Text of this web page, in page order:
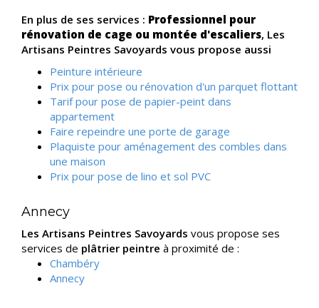
En plus de ses services : Professionnel pour
rénovation de cage ou montée d'escaliers, Les
Artisans Peintres Savoyards vous propose aussi
Peinture intérieure
Prix pour pose ou rénovation d'un parquet flottant
Tarif pour pose de papier-peint dans
appartement
Faire repeindre une porte de garage
Plaquiste pour aménagement des combles dans
une maison
Prix pour pose de lino et sol PVC
Annecy
Les Artisans Peintres Savoyards vous propose ses
services de plâtrier peintre à proximité de :
Chambéry
Annecy